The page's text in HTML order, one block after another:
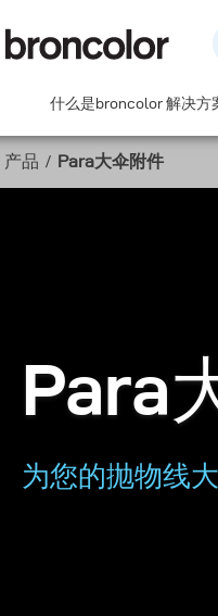
什么是broncolor 解决方
产品 Para大伞附件
Para
为您的抛物线